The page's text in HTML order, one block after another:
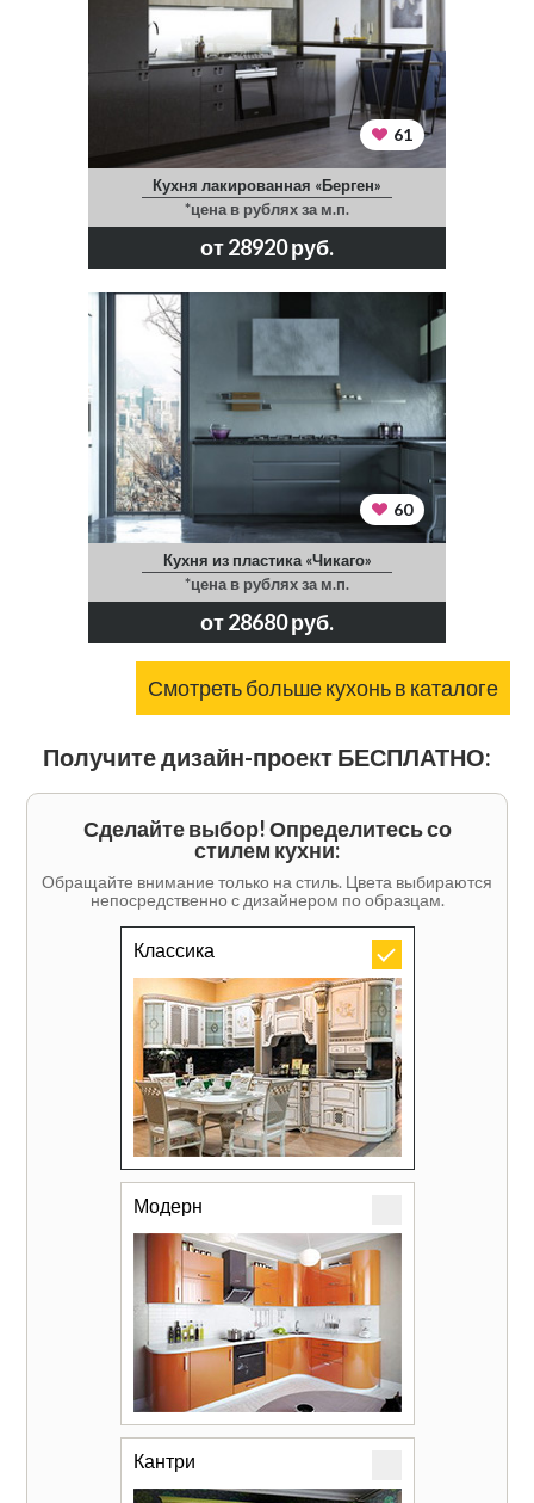
61
Кухня лакированная «Берген»
*цена в рублях за м.п.
от 28920 руб.
60
Кухня из пластика «Чикаго»
*цена в рублях за м.п.
от 28680 руб.
Смотреть больше кухонь в каталоге
Получите дизайн-проект БЕСПЛАТНО:
Сделайте выбор! Определитесь со
стилем кухни:
Обращайте внимание только на стиль. Цвета выбираются
непосредственно с дизайнером по образцам.
Классика
Модерн
Кантри